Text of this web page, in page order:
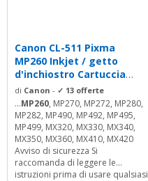
Canon CL-511 Pixma
MP260 Inkjet / getto
d'inchiostro Cartuccia
originale
di Canon - ✓ 13 offerte
...MP260, MP270, MP272, MP280,
MP282, MP490, MP492, MP495,
MP499, MX320, MX330, MX340,
MX350, MX360, MX410, MX420
Avviso di sicurezza Si
raccomanda di leggere le
istruzioni prima di usare qualsiasi